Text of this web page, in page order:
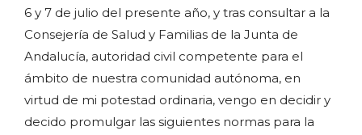
6 y 7 de julio del presente año, y tras consultar a la
Consejería de Salud y Familias de la Junta de
Andalucía, autoridad civil competente para el
ámbito de nuestra comunidad autónoma, en
virtud de mi potestad ordinaria, vengo en decidir y
decido promulgar las siguientes normas para la